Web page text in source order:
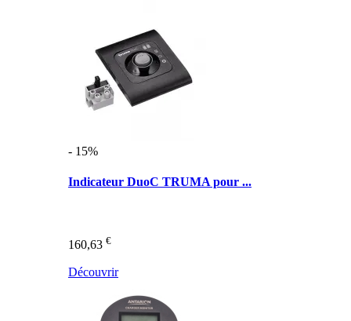
- 15%
Indicateur DuoC TRUMA pour ...
160,63 €
Découvrir